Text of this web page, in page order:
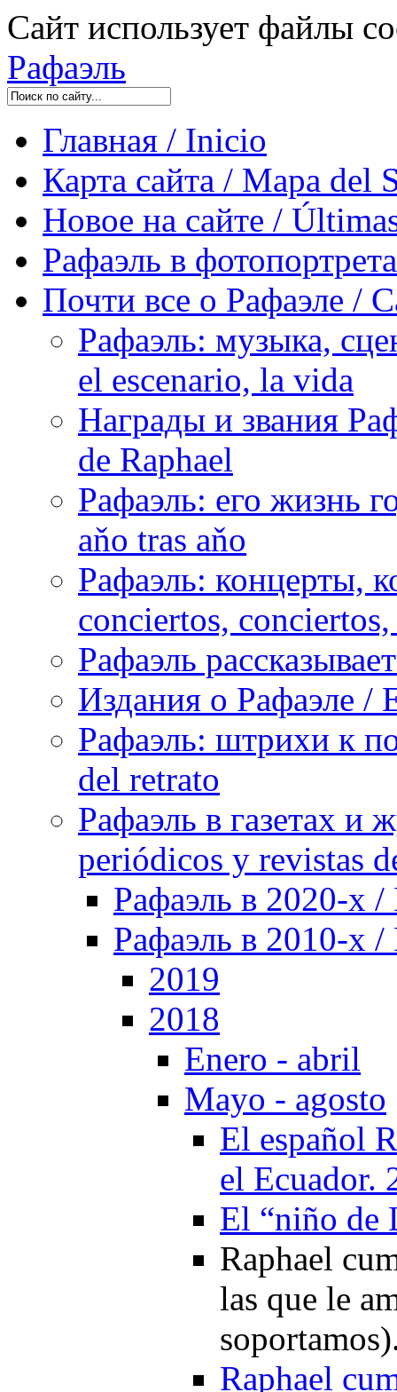
Сайт использует файлы
Рафаэль
Главная / Inicio
Карта сайта / Mapa del
Новое на сайте /
Рафаэль в
Почти все о Рафаэле /
Рафаэль: музыка,
el escenario, la vida
Награды и звания
de Raphael
Рафаэль: его жизнь
aňo tras aňo
Рафаэль: концерты,
conciertos,
Рафаэль
Издания о Рафаэле /
Рафаэль: штрихи к
del retrato
Рафаэль в газетах и
periódicos y revistas
Рафаэль в 2020-х /
Рафаэль в 2010-х /
2019
2018
Enero - abril
Mayo - agosto
El español
el Ecuador.
El “niño de
Raphael
las que le
Raphael